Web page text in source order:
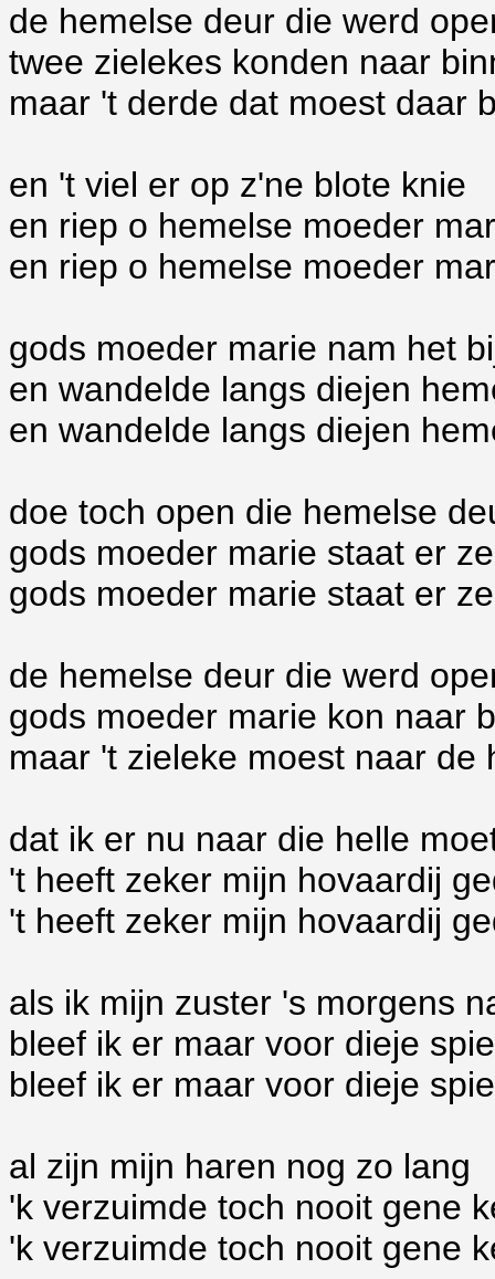
de hemelse deur die werd
twee zielekes konden naar
maar 't derde dat moest daar
en 't viel er op z'ne blote knie
en riep o hemelse moeder
en riep o hemelse moeder
gods moeder marie nam het
en wandelde langs diejen
en wandelde langs diejen
doe toch open die hemelse
gods moeder marie staat er
gods moeder marie staat er
de hemelse deur die werd
gods moeder marie kon naar
maar 't zieleke moest naar de
dat ik er nu naar die helle
't heeft zeker mijn hovaardij
't heeft zeker mijn hovaardij
als ik mijn zuster 's morgens
bleef ik er maar voor dieje
bleef ik er maar voor dieje
al zijn mijn haren nog zo lang
'k verzuimde toch nooit gene
'k verzuimde toch nooit gene